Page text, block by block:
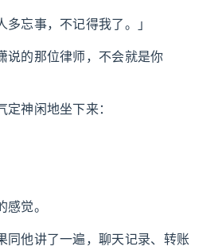
多忘事，不记得我了。」
说的那位律师，不会就是你
神闲地坐下来：
觉。
同他讲了一遍，聊天记录、转账